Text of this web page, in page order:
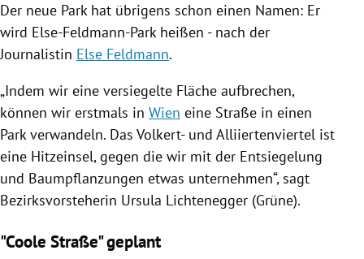
Der neue Park hat übrigens schon einen Namen: Er
wird Else-Feldmann-Park heißen - nach der
Journalistin Else Feldmann.
„Indem wir eine versiegelte Fläche aufbrechen,
können wir erstmals in Wien eine Straße in einen
Park verwandeln. Das Volkert- und Alliiertenviertel ist
eine Hitzeinsel, gegen die wir mit der Entsiegelung
und Baumpflanzungen etwas unternehmen“, sagt
Bezirksvorsteherin Ursula Lichtenegger (Grüne).
"Coole Straße" geplant